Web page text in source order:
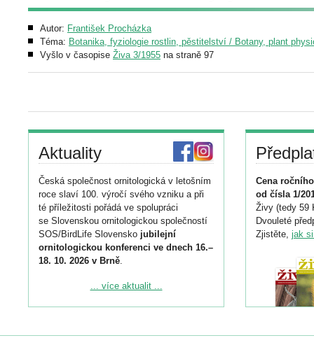
Autor: František Procházka
Téma: Botanika, fyziologie rostlin, pěstitelství / Botany, plant
Vyšlo v časopise Živa 3/1955 na straně 97
Aktuality
Česká společnost ornitologická v letošním
roce slaví 100. výročí svého vzniku a při
té příležitosti pořádá ve spolupráci
se Slovenskou ornitologickou společností
SOS/BirdLife Slovensko jubilejní
ornitologickou konferenci ve dnech 16.–
18. 10. 2026 v Brně.
Podrobnější informace ke konferenci
Registrovat se můžete do 6. září.
... více aktualit ...
Cena
od čísla 1/
Živy (tedy 59
Dvouleté
Zjistěte, jak